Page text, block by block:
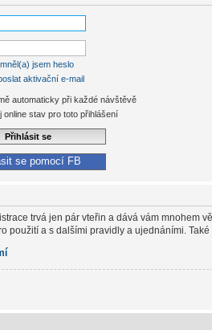
jsem heslo
aktivační e-mail
automaticky při každé návštěvě
online stav pro toto přihlášení
se pomocí FB
trvá jen pár vteřin a dává vám mnohem
použití a s dalšími pravidly a ujednáními.